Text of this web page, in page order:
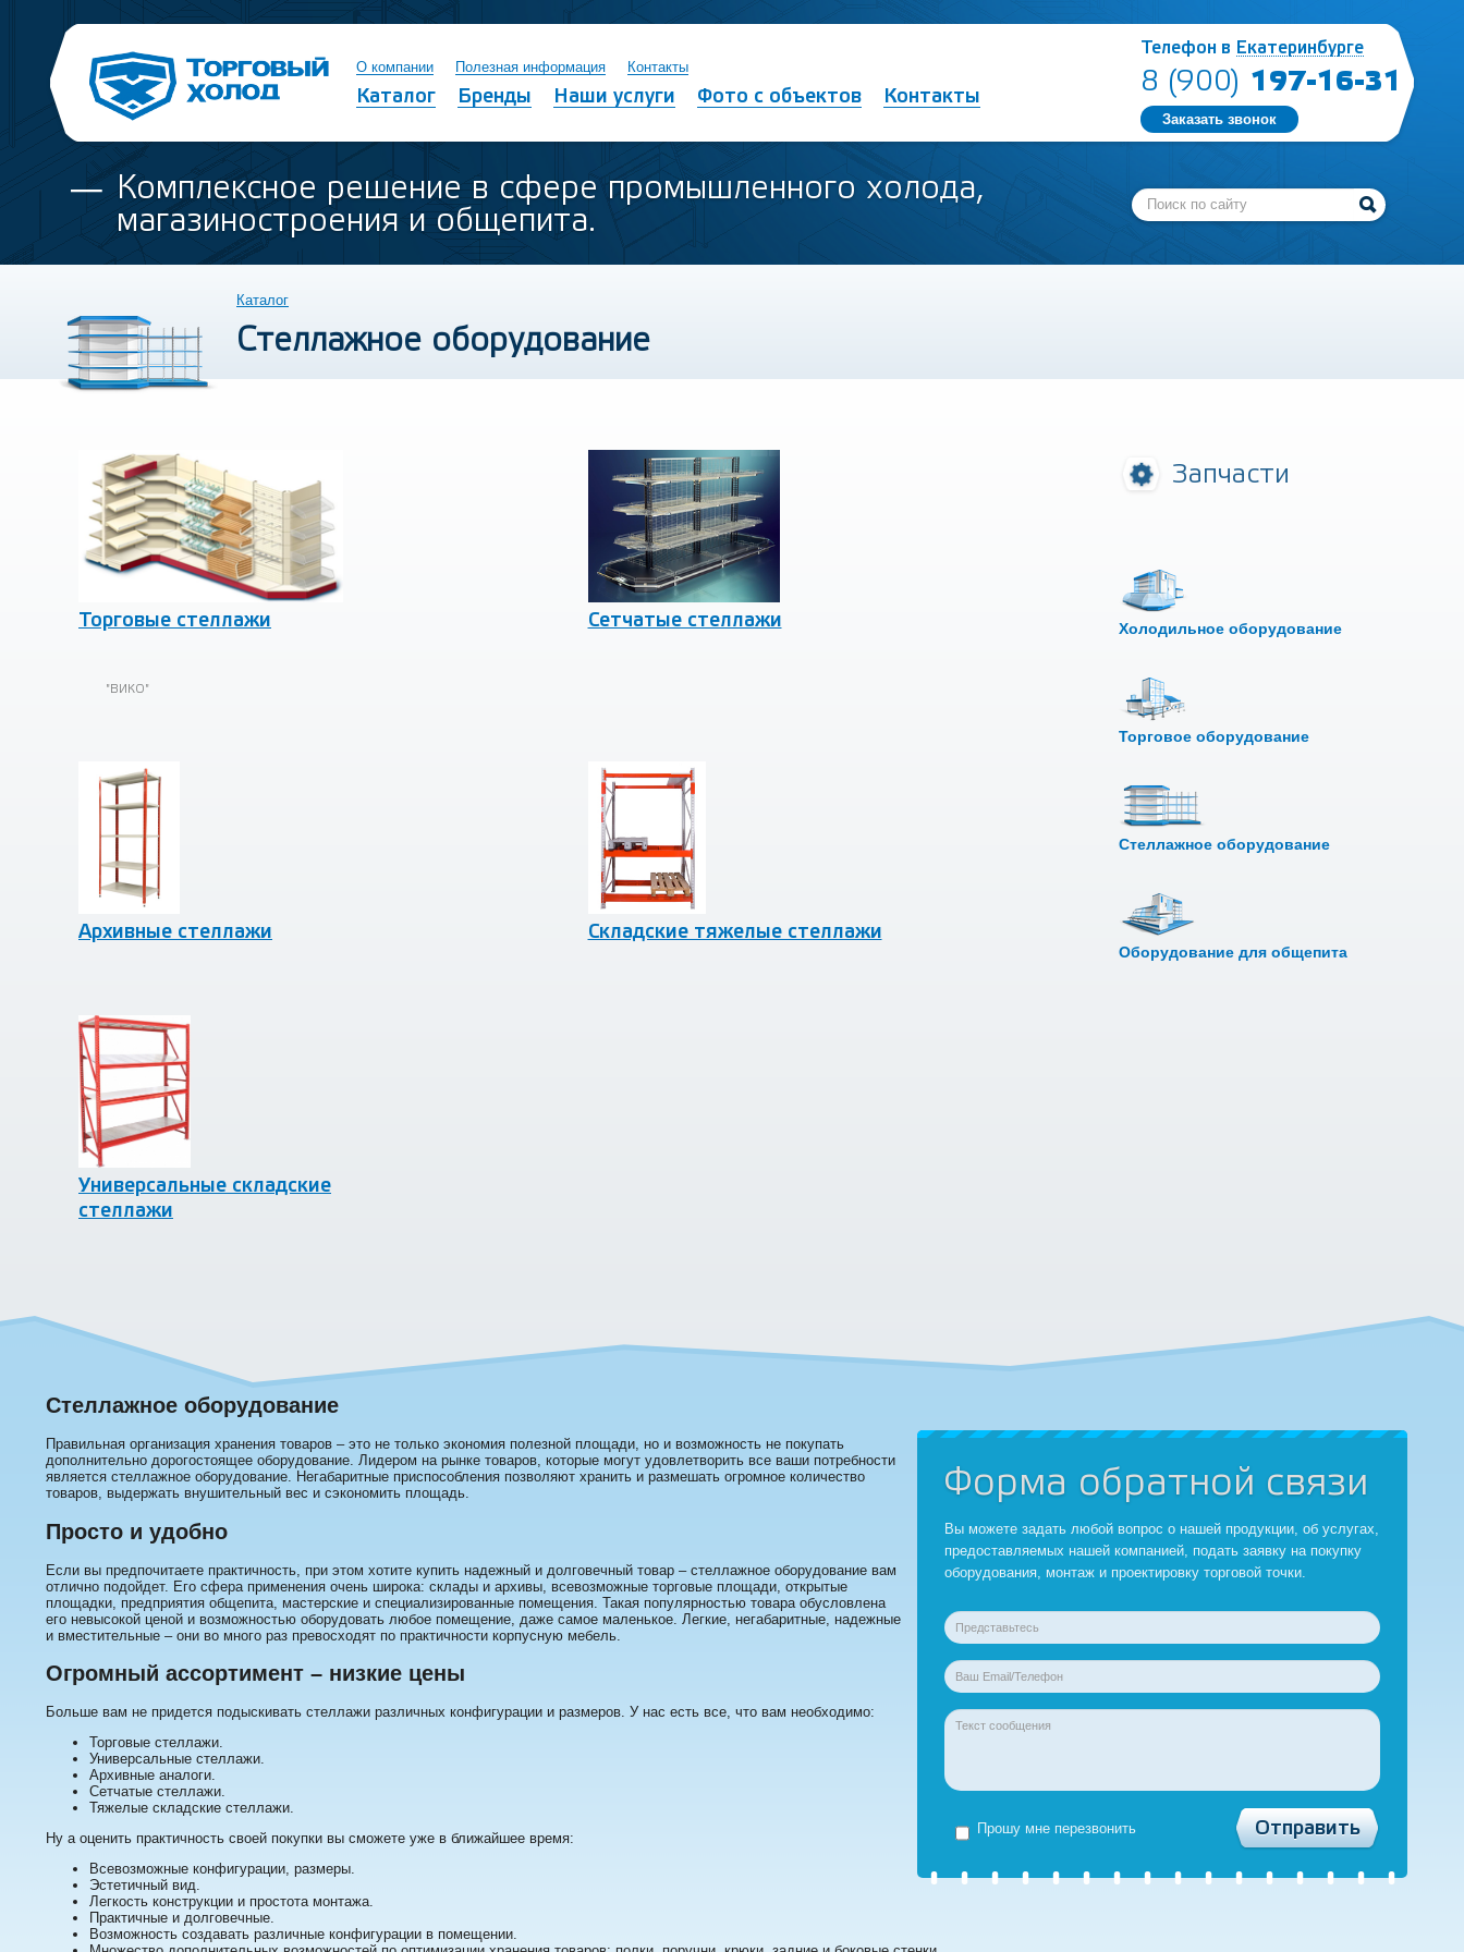
Телефон в Екатеринбурге
8 (900) 197-16-31
Заказать звонок
О компании Полезная информация Контакты
Каталог Бренды Наши услуги Фото с объектов Контакты
Комплексное решение в сфере промышленного холода,
магазиностроения и общепита.
Каталог
Стеллажное оборудование
Запчасти
Холодильное оборудование
Торговое оборудование
Стеллажное оборудование
Оборудование для общепита
Торговые стеллажи
"ВИКО"
Сетчатые стеллажи
Архивные стеллажи Складские тяжелые стеллажи
Универсальные складские
стеллажи
Форма обратной связи
Вы можете задать любой вопрос о нашей продукции, об услугах,
предоставляемых нашей компанией, подать заявку на покупку
оборудования, монтаж и проектировку торговой точки.
Прошу мне перезвонить
Стеллажное оборудование
Правильная организация хранения товаров – это не только экономия полезной площади, но и возможность не покупать
дополнительно дорогостоящее оборудование. Лидером на рынке товаров, которые могут удовлетворить все ваши потребности
является стеллажное оборудование. Негабаритные приспособления позволяют хранить и размешать огромное количество
товаров, выдержать внушительный вес и сэкономить площадь.
Просто и удобно
Если вы предпочитаете практичность, при этом хотите купить надежный и долговечный товар – стеллажное оборудование вам
отлично подойдет. Его сфера применения очень широка: склады и архивы, всевозможные торговые площади, открытые
площадки, предприятия общепита, мастерские и специализированные помещения. Такая популярностью товара обусловлена
его невысокой ценой и возможностью оборудовать любое помещение, даже самое маленькое. Легкие, негабаритные, надежные
и вместительные – они во много раз превосходят по практичности корпусную мебель.
Огромный ассортимент – низкие цены
Больше вам не придется подыскивать стеллажи различных конфигурации и размеров. У нас есть все, что вам необходимо:
Торговые стеллажи.
Универсальные стеллажи.
Архивные аналоги.
Сетчатые стеллажи.
Тяжелые складские стеллажи.
Ну а оценить практичность своей покупки вы сможете уже в ближайшее время:
Всевозможные конфигурации, размеры.
Эстетичный вид.
Легкость конструкции и простота монтажа.
Практичные и долговечные.
Возможность создавать различные конфигурации в помещении.